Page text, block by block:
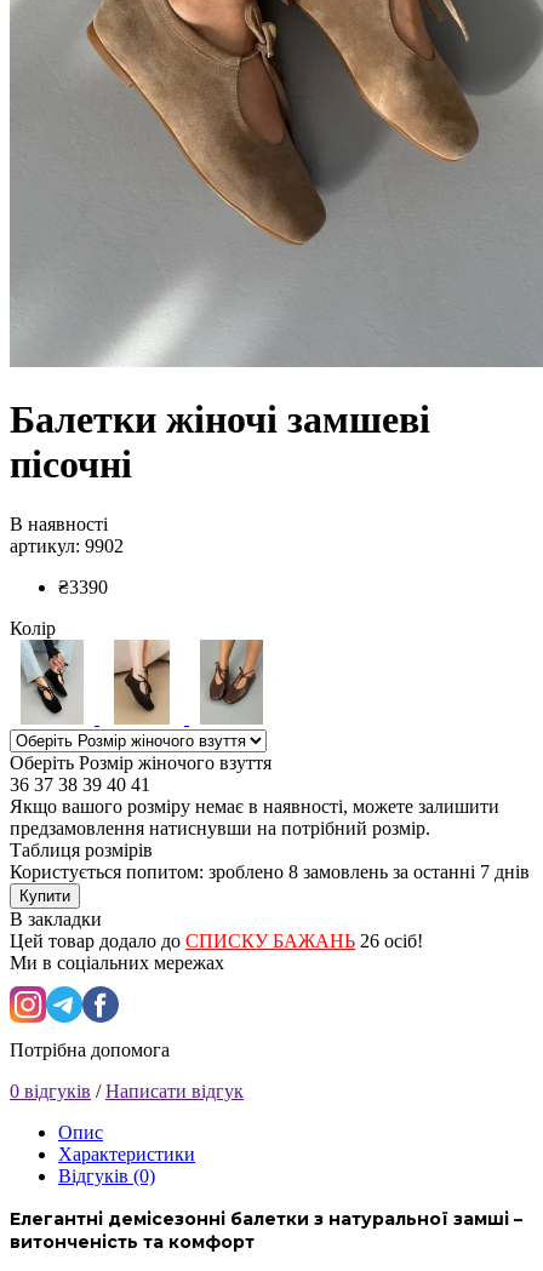
Балетки жіночі замшеві
пісочні
В наявності
артикул: 9902
₴3390
Колір
Оберіть Розмір жіночого взуття
36 37 38 39 40 41
Якщо вашого розміру немає в наявності, можете залишити
предзамовлення натиснувши на потрібний розмір.
Таблиця розмірів
Користується попитом: зроблено 8 замовлень за останні 7 днів
Купити
В закладки
Цей товар додало до СПИСКУ БАЖАНЬ 26 осіб!
Ми в соціальних мережах
Потрібна допомога
0 відгуків /Написати відгук
Опис
Характеристики
Відгуків (0)
Елегантні демісезонні балетки з натуральної замші –
витонченість та комфорт